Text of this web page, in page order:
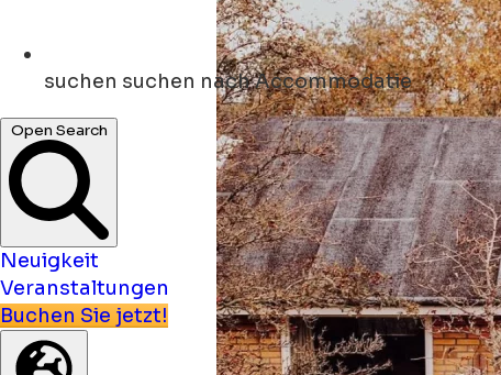
suchen suchen nach Accommodatie
Open Search
Neuigkeit
Veranstaltungen
Buchen Sie jetzt!